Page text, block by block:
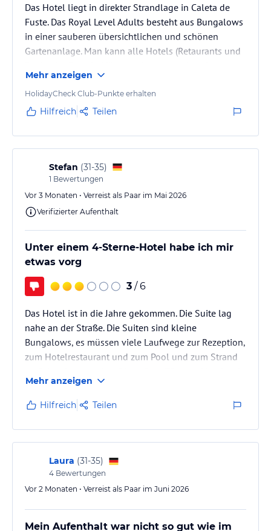
Das Hotel liegt in direkter Strandlage in Caleta de
Fuste. Das Royal Level Adults besteht aus Bungalows
in einer sauberen übersichtlichen und schönen
Gartenanlage. Man kann alle Hotels (Retaurants und
Vorteil im Royal Level Bereich. Die Promenade besteht
gefühlt nur aus Barcelo Häusern :-)
Mehr anzeigen
HolidayCheck Club-Punkte erhalten
Hilfreich Teilen
Stefan (31-35)
1 Bewertungen
Vor 3 Monaten • Verreist als Paar im Mai 2026
Verifizierter Aufenthalt
Unter einem 4-Sterne-Hotel habe ich mir
etwas vorg
3 / 6
Das Hotel ist in die Jahre gekommen. Die Suite lag
nahe an der Straße. Die Suiten sind kleine
Bungalows, es müssen viele Laufwege zur Rezeption,
zum Hotelrestaurant und zum Pool und zum Strand
das Gelände klemmte dermaßen, dass häufig nur
durch die Hilfe anderer ein Zutritt möglich war. Das
Badezimmer war durch eine schwierige Schließkombi
nicht einfach zu öffnen.
Mehr anzeigen
Hilfreich Teilen
Laura (31-35)
4 Bewertungen
Vor 2 Monaten • Verreist als Paar im Juni 2026
Mein Aufenthalt war nicht so gut wie im